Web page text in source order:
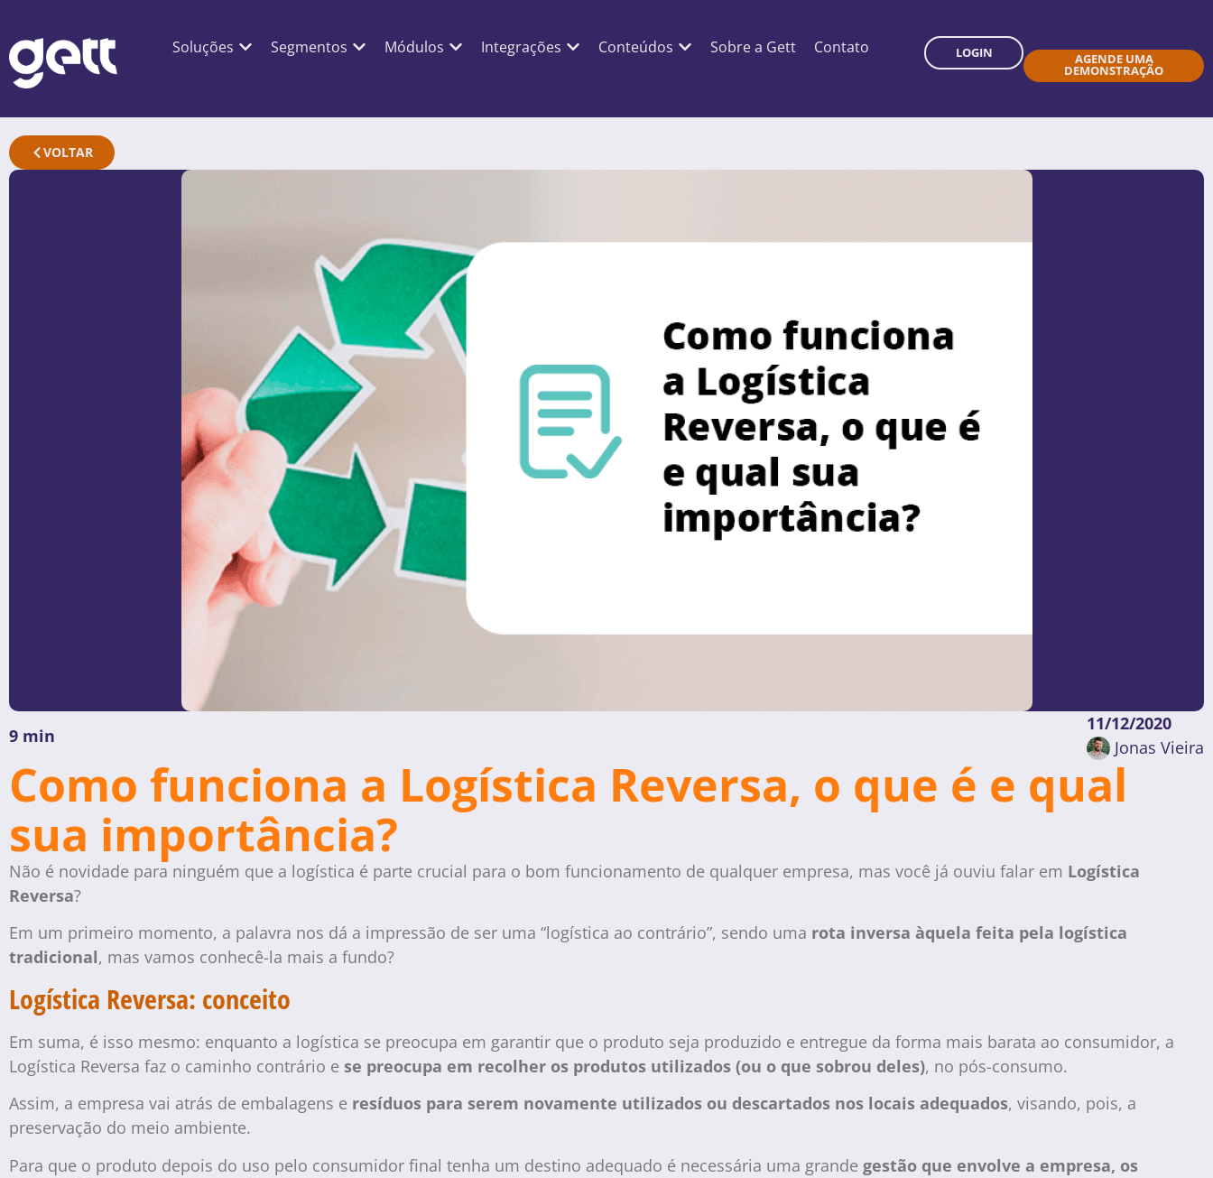
Soluções Segmentos Módulos Integrações Conteúdos Sobre a Gett Contato LOGIN AGENDE UMA
DEMONSTRAÇÃO
VOLTAR
9 min
11/12/2020
Jonas Vieira
Como funciona a Logística Reversa, o que é e qual
sua importância?
Não é novidade para ninguém que a logística é parte crucial para o bom funcionamento de qualquer empresa, mas você já ouviu falar em Logística
Reversa?
Em um primeiro momento, a palavra nos dá a impressão de ser uma “logística ao contrário”, sendo uma rota inversa àquela feita pela logística
tradicional, mas vamos conhecê-la mais a fundo?
Logística Reversa: conceito
Em suma, é isso mesmo: enquanto a logística se preocupa em garantir que o produto seja produzido e entregue da forma mais barata ao consumidor, a
Logística Reversa faz o caminho contrário e se preocupa em recolher os produtos utilizados (ou o que sobrou deles), no pós-consumo.
Assim, a empresa vai atrás de embalagens e resíduos para serem novamente utilizados ou descartados nos locais adequados, visando, pois, a
preservação do meio ambiente.
Para que o produto depois do uso pelo consumidor final tenha um destino adequado é necessária uma grande gestão que envolve a empresa, os